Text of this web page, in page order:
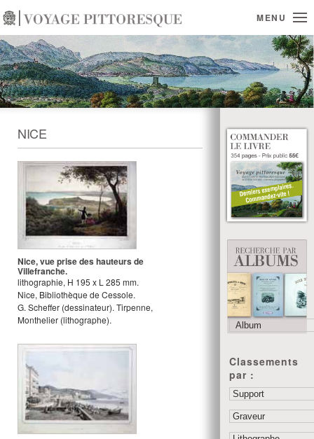
MENU
NICE
Nice, vue prise des hauteurs de
Villefranche.
lithographie, H 195 x L 285 mm.
Nice, Bibliothèque de Cessole.
G. Scheffer (dessinateur). Tirpenne,
Monthelier (lithographe).
Classements
par :